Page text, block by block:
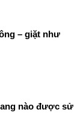
– giặt như
nào được sử